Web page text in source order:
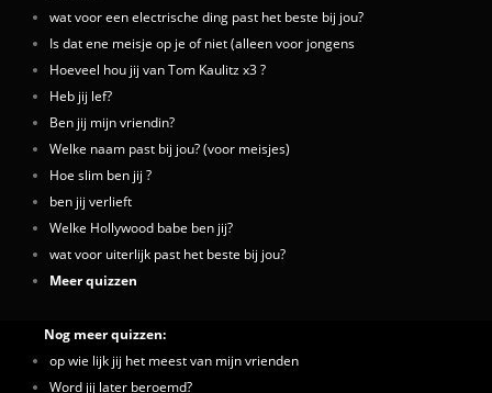
wat voor een electrische ding past het beste bij jou?
Is dat ene meisje op je of niet (alleen voor jongens
Hoeveel hou jij van Tom Kaulitz x3 ?
Heb jij lef?
Ben jij mijn vriendin?
Welke naam past bij jou? (voor meisjes)
Hoe slim ben jij ?
ben jij verlieft
Welke Hollywood babe ben jij?
wat voor uiterlijk past het beste bij jou?
Meer quizzen
Nog meer quizzen:
op wie lijk jij het meest van mijn vrienden
Word jij later beroemd?